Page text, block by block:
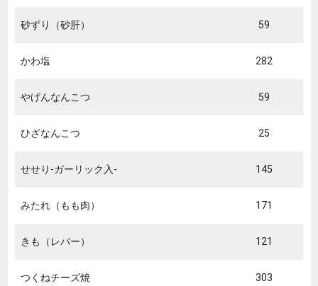
砂ずり（砂肝） 59
かわ塩 282
やげんなんこつ 59
ひざなんこつ 25
せせり-ガーリック入- 145
みたれ（もも肉） 171
きも（レバー） 121
つくねチーズ焼 303